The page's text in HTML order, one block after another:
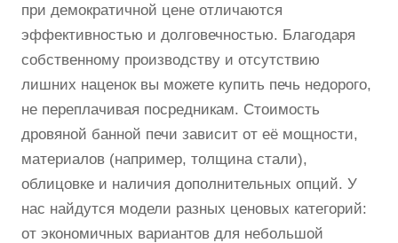
при демократичной цене отличаются
эффективностью и долговечностью. Благодаря
собственному производству и отсутствию
лишних наценок вы можете купить печь недорого,
не переплачивая посредникам. Стоимость
дровяной банной печи зависит от её мощности,
материалов (например, толщина стали),
облицовке и наличия дополнительных опций. У
нас найдутся модели разных ценовых категорий:
от экономичных вариантов для небольшой